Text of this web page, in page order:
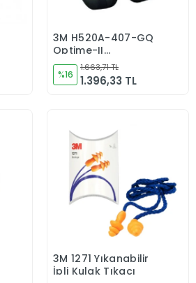
Sepete Ekle
3M H520A-407-GQ
Optime-II
BaşbantlıKulaklik
%16
1.663,71 TL
1.396,33 TL
Sepete Ekle
3M 1271 Yıkanabilir
İpli Kulak Tıkacı